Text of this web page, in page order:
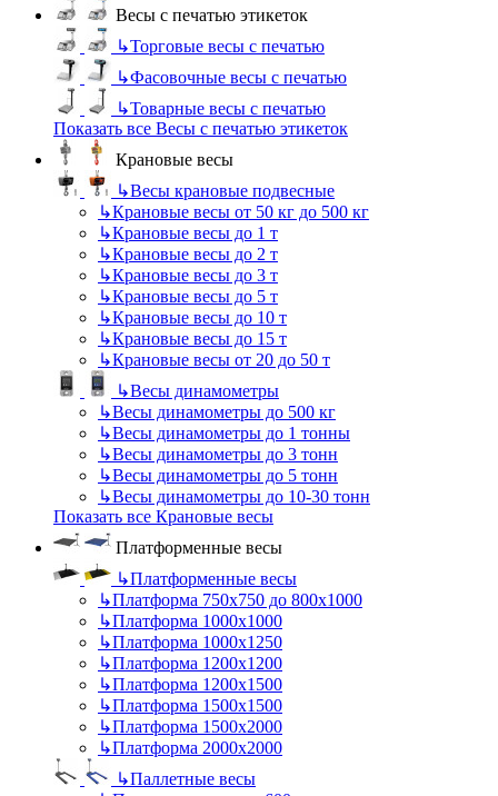
Весы с печатью этикеток
↳Торговые весы с печатью
↳Фасовочные весы с печатью
↳Товарные весы с печатью
Показать все Весы с печатью этикеток
Крановые весы
↳Весы крановые подвесные
↳Крановые весы от 50 кг до 500 кг
↳Крановые весы до 1 т
↳Крановые весы до 2 т
↳Крановые весы до 3 т
↳Крановые весы до 5 т
↳Крановые весы до 10 т
↳Крановые весы до 15 т
↳Крановые весы от 20 до 50 т
↳Весы динамометры
↳Весы динамометры до 500 кг
↳Весы динамометры до 1 тонны
↳Весы динамометры до 3 тонн
↳Весы динамометры до 5 тонн
↳Весы динамометры до 10-30 тонн
Показать все Крановые весы
Платформенные весы
↳Платформенные весы
↳Платформа 750х750 до 800х1000
↳Платформа 1000х1000
↳Платформа 1000х1250
↳Платформа 1200х1200
↳Платформа 1200х1500
↳Платформа 1500х1500
↳Платформа 1500х2000
↳Платформа 2000х2000
↳Паллетные весы